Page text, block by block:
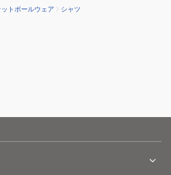
トボールウェア シャツ